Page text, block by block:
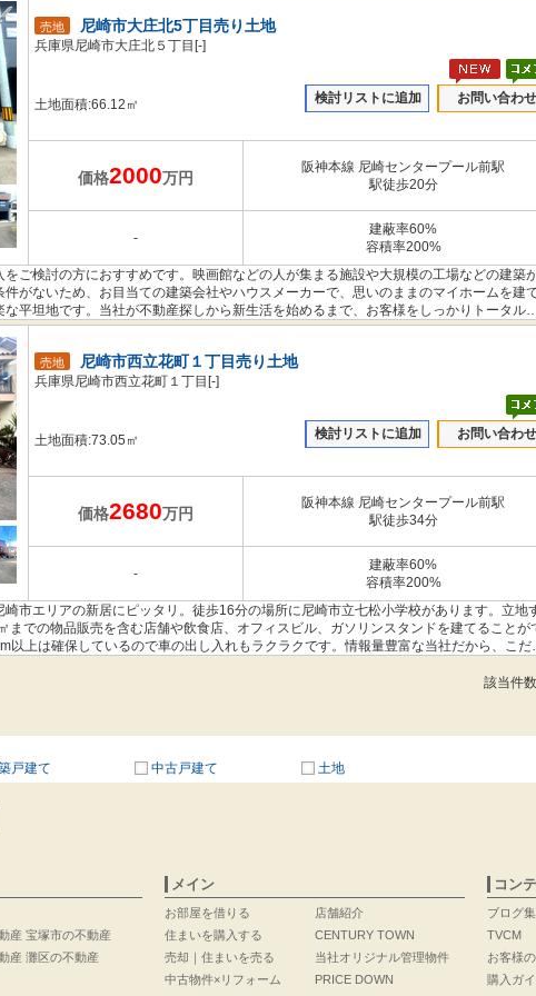
売地 尼崎市大庄北5丁目売り土地
兵庫県尼崎市大庄北５丁目[-]
土地面積:66.12㎡ 検討リストに追加 お問い合わせ
価格2000万円
阪神本線 尼崎センタープール前駅
駅徒歩20分
-
建蔽率60%
容積率200%
ご検討の方におすすめです。映画館などの人が集まる施設や大規模の工場などの建築
がないため、お目当ての建築会社やハウスメーカーで、思いのままのマイホームを建
平坦地です。当社が不動産探しから新生活を始めるまで、お客様をしっかりトータル
に求めるこだわりをお聞かせください。ご連絡をお待ちしております。
売地 尼崎市西立花町１丁目売り土地
兵庫県尼崎市西立花町１丁目[-]
土地面積:73.05㎡ 検討リストに追加 お問い合わせ
価格2680万円
阪神本線 尼崎センタープール前駅
駅徒歩34分
-
建蔽率60%
容積率200%
崎市エリアの新居にピッタリ。徒歩16分の場所に尼崎市立七松小学校があります。立地
までの物品販売を含む店舗や飲食店、オフィスビル、ガソリンスタンドを建てることが
以上は確保しているので車の出し入れもラクラクです。情報量豊富な当社だから、こだ
該当件数
戸建て 中古戸建て 土地
産
産
宝塚市の不動産
灘区の不動産
メイン
お部屋を借りる
住まいを購入する
売却｜住まいを売る
中古物件×リフォーム
店舗紹介
CENTURY TOWN
当社オリジナル管理物件
PRICE DOWN
コン
ブログ集
TVCM
お客様
購入ガ